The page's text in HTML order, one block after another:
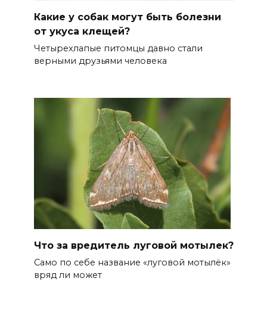
Какие у собак могут быть болезни
от укуса клещей?
Четырехлапые питомцы давно стали
верными друзьями человека
Что за вредитель луговой мотылек?
Само по себе название «луговой мотылёк»
вряд ли может